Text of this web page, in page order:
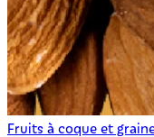
Fruits à coque et